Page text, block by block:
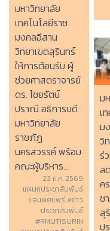
มหาวิทยาลัย
เทคโนโลยีราช
มงคลอีสาน
วิทยาเขตสุรินทร์
ให้การต้อนรับ ผู้
ช่วยศาสตราจารย์
ดร. ไชยรัตน์
ปราณี อธิการบดี
มหาวิทยาลัย
ราชภัฏ
นครสวรรค์ พร้อม
คณะผู้บริหาร...
23 ก.ค. 2569
แผนกประชาสัมพันธ์
และเผยแพร่ #ข่าว
ประชาสัมพันธ์
#RMUTISURIN
ม
เ
ม
วิ
ร่
ล
ค
ช
สุ
ป